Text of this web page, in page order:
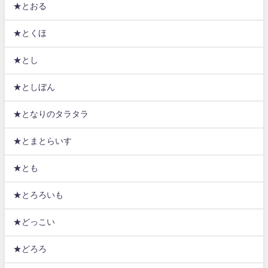
★とおる
★とくほ
★とし
★としぼん
★となりのタラタラ
★とまとらいす
★とも
★とろろいも
★どっこい
★どろろ